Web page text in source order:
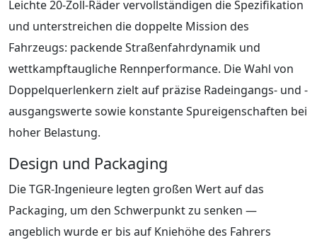
Leichte 20-Zoll-Räder vervollständigen die Spezifikation
und unterstreichen die doppelte Mission des
Fahrzeugs: packende Straßenfahrdynamik und
wettkampftaugliche Rennperformance. Die Wahl von
Doppelquerlenkern zielt auf präzise Radeingangs- und -
ausgangswerte sowie konstante Spureigenschaften bei
hoher Belastung.
Design und Packaging
Die TGR-Ingenieure legten großen Wert auf das
Packaging, um den Schwerpunkt zu senken —
angeblich wurde er bis auf Kniehöhe des Fahrers